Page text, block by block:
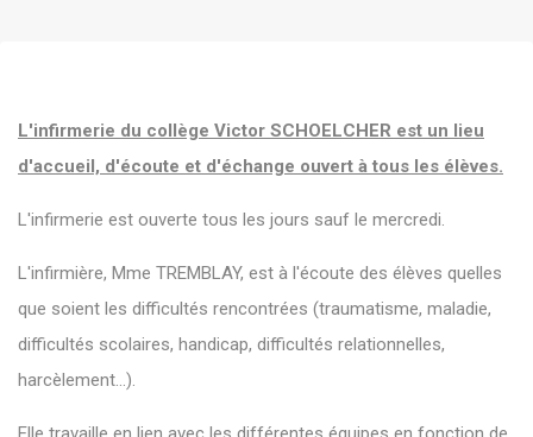
L'infirmerie du collège Victor SCHOELCHER est un lieu
d'accueil, d'écoute et d'échange ouvert à tous les élèves.
L'infirmerie est ouverte tous les jours sauf le mercredi.
L'infirmière, Mme TREMBLAY, est à l'écoute des élèves quelles
que soient les difficultés rencontrées (traumatisme, maladie,
difficultés scolaires, handicap, difficultés relationnelles,
harcèlement...).